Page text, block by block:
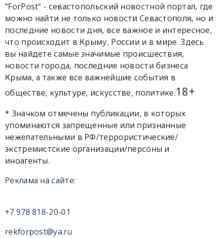
"ForPost" - севастопольский новостной портал, где
можно найти не только новости Севастополя, но и
последние новости дня, все важное и интересное,
что происходит в Крыму, России и в мире. Здесь
вы найдете самые значимые происшествия,
новости города, последние новости бизнеса
Крыма, а также все важнейшие события в
обществе, культуре, искусстве, политике.18+
* Значком отмечены публикации, в которых
упоминаются запрещенные или признанные
нежелательными в РФ/террористические/
экстремистские организации/персоны и
иноагенты.
Реклама на сайте:
+7 978 818-20-01
rekforpost@ya.ru